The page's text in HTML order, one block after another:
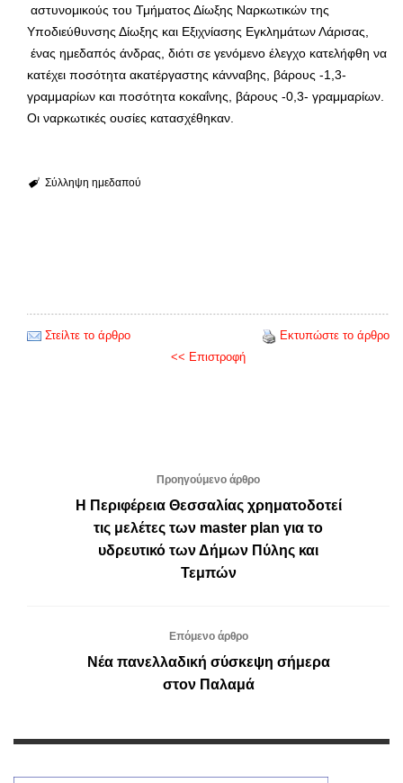
αστυνομικούς του Τμήματος Δίωξης Ναρκωτικών της
Υποδιεύθυνσης Δίωξης και Εξιχνίασης Εγκλημάτων Λάρισας,
ένας ημεδαπός άνδρας, διότι σε γενόμενο έλεγχο κατελήφθη να
κατέχει ποσότητα ακατέργαστης κάνναβης, βάρους -1,3-
γραμμαρίων και ποσότητα κοκαΐνης, βάρους -0,3- γραμμαρίων.
Οι ναρκωτικές ουσίες κατασχέθηκαν.
Σύλληψη ημεδαπού
Στείλτε το άρθρο
Εκτυπώστε το άρθρο
<< Επιστροφή
Προηγούμενο άρθρο
Η Περιφέρεια Θεσσαλίας χρηματοδοτεί
τις μελέτες των master plan για το
υδρευτικό των Δήμων Πύλης και
Τεμπών
Επόμενο άρθρο
Νέα πανελλαδική σύσκεψη σήμερα
στον Παλαμά